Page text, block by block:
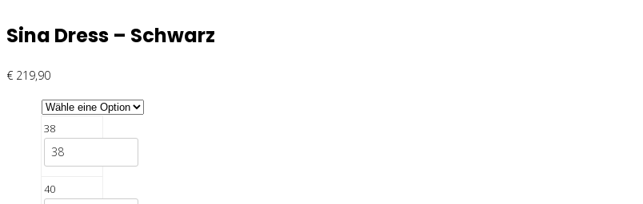
Sina Dress – Schwarz
€ 219,90
38
38
40